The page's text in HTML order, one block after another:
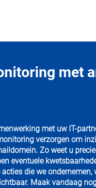
met
met uw IT-
verzorgen om
Zo weet u
eventuele
die we ondernemen,
Maak vandaag